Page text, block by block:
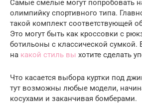
Самые смелые могут попробовать
олимпийку спортивного типа.
такой комплект соответствующей
Это могут быть как кроссовки с
ботильоны с классической сумкой.
на какой стиль вы хотите сделать
Что касается выбора куртки под
тут возможны любые модели,
косухами и заканчивая бомберами.